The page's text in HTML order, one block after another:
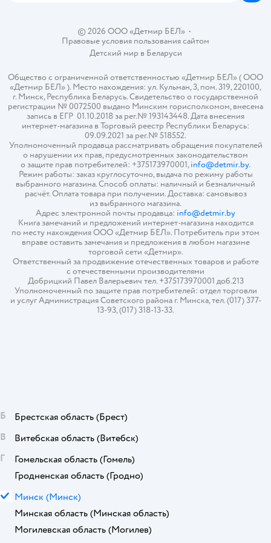
© 2026 ООО «Детмир БЕЛ»•
Правовые условия пользования сайтом
Детский мир в Беларуси
Общество с ограниченной ответственностью «Детмир БЕЛ» ( ООО
«Детмир БЕЛ» ). Место нахождения: ул. Кульман, 3, пом. 319, 220100,
г. Минск, Республика Беларусь. Свидетельство о государственной
регистрации № 0072500 выдано Минским горисполкомом, внесена
запись в ЕГР 01.10.2018 за рег.№ 193143448. Дата внесения
интернет-магазина в Торговый реестр Республики Беларусь:
09.09.2021 за рег.№ 518552.
Уполномоченный продавца рассматривать обращения покупателей
о нарушении их прав, предусмотренных законодательством
о защите прав потребителей: +375173970001,info@detmir.by.
Режим работы: заказ круглосуточно, выдача по режиму работы
выбранного магазина. Способ оплаты: наличный и безналичный
расчёт. Оплата товара при получении. Доставка: самовывоз
из выбранного магазина.
Адрес электронной почты продавца: info@detmir.by
Книга замечаний и предложений интернет-магазина находится
по месту нахождения ООО «Детмир БЕЛ». Потребитель при этом
вправе оставить замечания и предложения в любом магазине
торговой сети «Детмир».
Ответственный за продвижение отечественных товаров и работе
с отечественными производителями
Добрицкий Павел Валерьевич тел. +375173970001 доб.213
Уполномоченный по защите прав потребителей: отдел торговли
и услуг Администрация Советского района г. Минска, тел. (017) 377-
13-93, (017) 318-13-33.
Б Брестская область (Брест)
В
Витебская область (Витебск)
Г
Гомельская область (Гомель)
Гродненская область (Гродно)
М Минск (Минск)
Минская область (Минская область)
Могилевская область (Могилев)